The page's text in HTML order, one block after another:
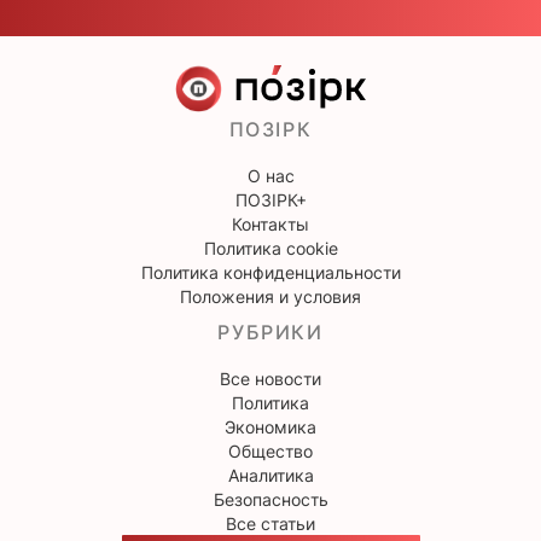
ПОЗІРК
О нас
ПОЗІРК+
Контакты
Политика cookie
Политика конфиденциальности
Положения и условия
РУБРИКИ
Все новости
Политика
Экономика
Общество
Аналитика
Безопасность
Все статьи